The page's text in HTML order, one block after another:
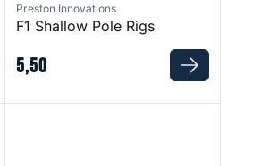
Preston Innovations
F1 Shallow Pole Rigs
5,50